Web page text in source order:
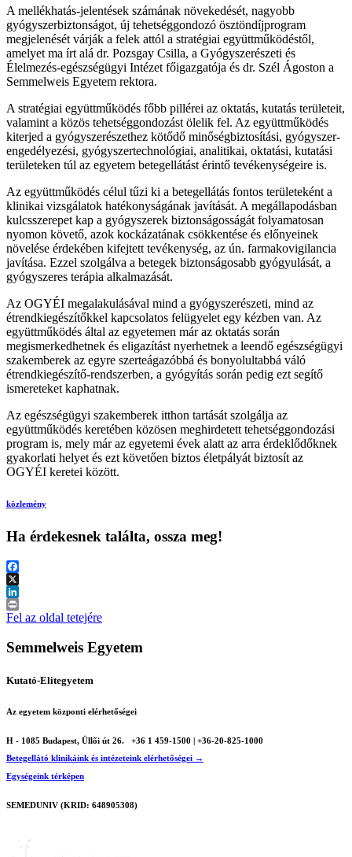
A mellékhatás-jelentések számának növekedését, nagyobb
gyógyszerbiztonságot, új tehetséggondozó ösztöndíjprogram
megjelenését várják a felek attól a stratégiai együttműködéstől,
amelyet ma írt alá dr. Pozsgay Csilla, a Gyógyszerészeti és
Élelmezés-egészségügyi Intézet főigazgatója és dr. Szél Ágoston a
Semmelweis Egyetem rektora.
A stratégiai együttműködés főbb pillérei az oktatás, kutatás területeit,
valamint a közös tehetséggondozást ölelik fel. Az együttműködés
kiterjed a gyógyszerészethez kötődő minőségbiztosítási, gyógyszer-
engedélyezési, gyógyszertechnológiai, analitikai, oktatási, kutatási
területeken túl az egyetem betegellátást érintő tevékenységeire is.
Az együttműködés célul tűzi ki a betegellátás fontos területeként a
klinikai vizsgálatok hatékonyságának javítását. A megállapodásban
kulcsszerepet kap a gyógyszerek biztonságosságát folyamatosan
nyomon követő, azok kockázatának csökkentése és előnyeinek
növelése érdekében kifejtett tevékenység, az ún. farmakovigilancia
javítása. Ezzel szolgálva a betegek biztonságosabb gyógyulását, a
gyógyszeres terápia alkalmazását.
Az OGYÉI megalakulásával mind a gyógyszerészeti, mind az
étrendkiegészítőkkel kapcsolatos felügyelet egy kézben van. Az
együttműködés által az egyetemen már az oktatás során
megismerkedhetnek és eligazítást nyerhetnek a leendő egészségügyi
szakemberek az egyre szerteágazóbbá és bonyolultabbá váló
étrendkiegészítő-rendszerben, a gyógyítás során pedig ezt segítő
ismereteket kaphatnak.
Az egészségügyi szakemberek itthon tartását szolgálja az
együttműködés keretében közösen meghirdetett tehetséggondozási
program is, mely már az egyetemi évek alatt az arra érdeklődőknek
gyakorlati helyet és ezt követően biztos életpályát biztosít az
OGYÉI keretei között.
közlemény
Ha érdekesnek találta, ossza meg!
Facebook
X
LinkedIn
Print
Fel az oldal tetejére
Semmelweis Egyetem
Kutató-Elitegyetem
Az egyetem központi elérhetőségei
H - 1085 Budapest, Üllői út 26.
+36 1 459-1500 | +36-20-825-1000
Betegellátó klinikáink és intézeteink elérhetőségei →
Egységeink térképen
SEMEDUNIV (KRID: 648905308)